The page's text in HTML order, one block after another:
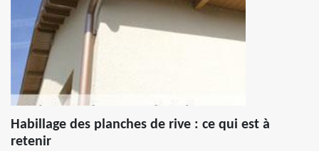
Habillage des planches de rive : ce qui est à
retenir